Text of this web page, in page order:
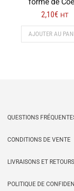
forme de
2,10€ HT
AJOUTER AU
QUESTIONS
CONDITIONS DE VENTE
LIVRAISONS ET RETOURS
POLITIQUE DE